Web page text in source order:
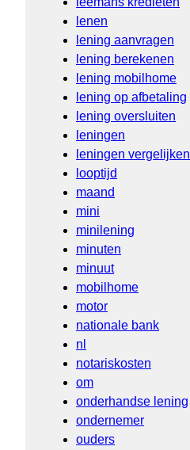
lenen
lening aanvragen
lening berekenen
lening mobilhome
lening op afbetaling
lening oversluiten
leningen
leningen vergelijken
looptijd
maand
mini
minilening
minuten
minuut
mobilhome
motor
nationale bank
nl
notariskosten
om
onderhandse lening
ondernemer
ouders